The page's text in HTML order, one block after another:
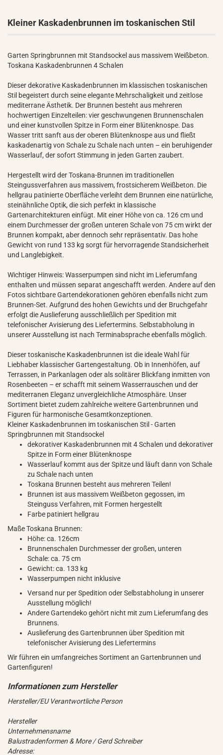
Kleiner Kaskadenbrunnen im toskanischen Stil
Garten Springbrunnen mit Standsockel aus massivem Weißbeton.
Toskana Kaskadenbrunnen 4 Schalen
Dieser dekorative Kaskadenbrunnen im klassischen toskanischen
Stil begeistert durch seine elegante Mehrschaligkeit und zeitlose
mediterrane Ästhetik. Der Brunnen besteht aus mehreren
hochwertigen Einzelteilen: vier geschwungenen Brunnenschalen
und einer kunstvollen Spitze in Form einer Blütenknospe. Das
Wasser tritt sanft aus der oberen Blütenknospe aus und fließt
kaskadenartig von Schale zu Schale nach unten – ein beruhigender
Wasserlauf, der sofort Stimmung in jeden Garten zaubert.
Hergestellt wird der Toskana-Brunnen im traditionellen
Steingussverfahren aus massivem, frostsicherem Weißbeton. Die
hellgrau patinierte Oberfläche verleiht dem Brunnen eine natürliche,
steinähnliche Optik, die sich perfekt in klassische
Gartenarchitekturen einfügt. Mit einer Höhe von ca. 126 cm und
einem Durchmesser der großen unteren Schale von 75 cm wirkt der
Brunnen kompakt, aber dennoch sehr repräsentativ. Das hohe
Gewicht von rund 133 kg sorgt für hervorragende Standsicherheit
und Langlebigkeit.
Wichtiger Hinweis: Wasserpumpen sind nicht im Lieferumfang
enthalten und müssen separat angeschafft werden. Andere auf den
Fotos sichtbare Gartendekorationen gehören ebenfalls nicht zum
Brunnen-Set. Aufgrund des hohen Gewichts und der Bruchgefahr
erfolgt die Auslieferung ausschließlich per Spedition mit
telefonischer Avisierung des Liefertermins. Selbstabholung in
unserer Ausstellung ist nach Terminabsprache ebenfalls möglich.
Dieser toskanische Kaskadenbrunnen ist die ideale Wahl für
Liebhaber klassischer Gartengestaltung. Ob in Innenhöfen, auf
Terrassen, in Parkanlagen oder als solitärer Blickfang inmitten von
Rosenbeeten – er schafft mit seinem Wasserrauschen und der
mediterranen Eleganz unvergleichliche Atmosphäre. Unser
Sortiment bietet zudem zahlreiche weitere Gartenbrunnen und
Figuren für harmonische Gesamtkonzeptionen.
Kleiner Kaskadenbrunnen im toskanischen Stil - Garten
Springbrunnen mit Standsockel
dekorativer Kaskadenbrunnen mit 4 Schalen und dekorativer
Spitze in Form einer Blütenknospe
Wasserlauf kommt aus der Spitze und läuft dann von Schale
zu Schale nach unten
Toskana Brunnen besteht aus mehreren Teilen!
Brunnen ist aus massivem Weißbeton gegossen, im
Steinguss Verfahren, mit Formen hergestellt
Farbe patiniert hellgrau
Maße Toskana Brunnen:
Höhe: ca. 126cm
Brunnenschalen Durchmesser der großen, unteren
Schale: ca. 75 cm
Gewicht: ca. 133 kg
Wasserpumpen nicht inklusive
Versand nur per Spedition oder Selbstabholung in unserer
Ausstellung möglich!
Andere Gartendeko gehört nicht mit zum Lieferumfang des
Brunnens.
Auslieferung des Gartenbrunnen über Spedition mit
telefonischer Avisierung des Liefertermins
Wir führen ein umfangreiches Sortiment an Gartenbrunnen und
Gartenfiguren!
Hersteller/EU Verantwortliche Person
Hersteller
Unternehmensname
Balustradenformen & More / Gerd Schreiber
Adresse: